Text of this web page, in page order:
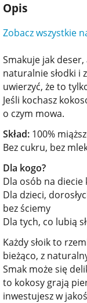
Opis
Zobacz wszystkie
Smakuje jak
naturalnie słodki i
uwierzyć, że to
Jeśli kochasz
o czym mowa.
Skład: 100%
Bez cukru, bez
Dla kogo?
Dla osób na diecie
Dla dzieci,
bez ściemy
Dla tych, co lubią
Każdy słoik to
bieżąco, z
Smak może się
to kokosy grają
inwestujesz w